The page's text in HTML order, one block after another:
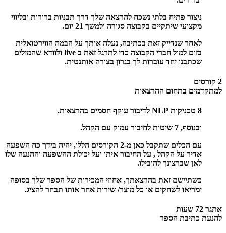
ניצור פתיח בלתי נשכח להרצאה שלך דרך תבניות ברורות ובליווי
מקצועי שיתקיים בקבוצה סגורה ולמשך 21 יום.
לאחר שנדייק זאת בכתיבה, נעלה אותך על הבמה הווירטואלית
בזום למול חברי הקבוצה כדי לתרגל זאת ב live ולוודא שהמילים
שכתבנו יחד עוברות לך בגרון בצורה אותנטית.
2 קורסים
למתקדמים בתחום ההרצאות
8 טכניקות NLP לדיבור עוקף חסמים בהרצאות.
ובנוסף, 7 שיטות לחיבור עמוק עם הקהל.
עם הכלים שתקבל כאן מ-2 הקורסים הללו, יהיה בידך כח השפעה
אדיר על הקהל , על החיבור איתו ועל יכולת ההשפעה וההנעה שלו
לאן שברצונך להובילו.
כשתיישם זאת בהרצאתך, אחוזי המכירות של הספר שלך בסופה
ימריאו לשחקים או כל מוצר/ שירות אחר אותו תבחר להציג.
אתגר 72 שעות
להנעת כתיבת הספר